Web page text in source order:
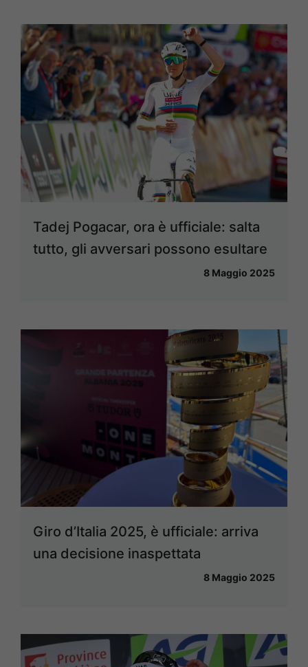
Tadej Pogacar, ora è ufficiale: salta
tutto, gli avversari possono esultare
8 Maggio 2025
Giro d’Italia 2025, è ufficiale: arriva
una decisione inaspettata
8 Maggio 2025